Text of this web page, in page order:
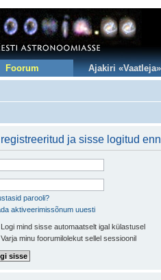
Foorum Ajakiri «Vaatleja»
ja sisse logitud
parooli?
aktiveerimissõnum uuesti
Logi mind sisse automaatselt igal külastusel
Varja minu foorumilolekut sellel sessioonil